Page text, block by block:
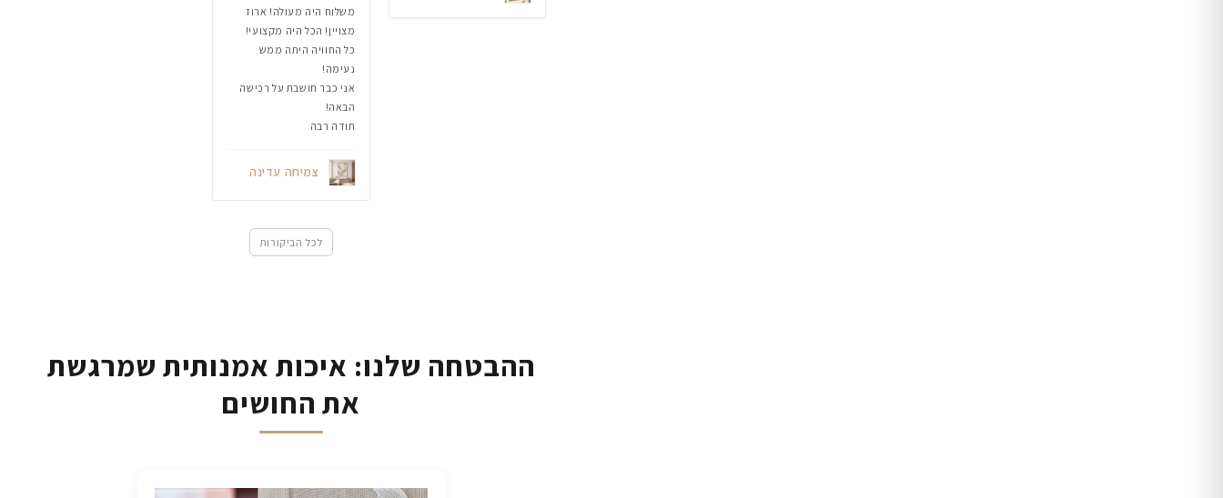
משלוח היה מעולה! ארוז
מצויין! הכל היה מקצועי!
כל החוויה היתה ממש
נעימה!
אני כבר חושבת על רכישה
הבאה!
תודה רבה
צמיחה עדינה
לכל הביקורות
ההבטחה שלנו: איכות אמנותית שמרגשת
את החושים